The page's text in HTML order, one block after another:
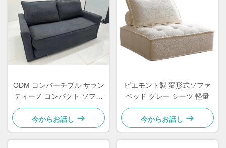
ODM コンバーチブル サラン
ティーノ コンパクト ソファ
ベッド スリーパー ラブシー
ト
今からお話し
ピエモント製 変形式ソファ
ベッド グレー シーツ 軽量
今からお話し